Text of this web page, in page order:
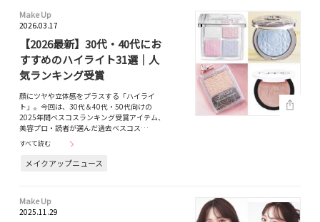
Make Up
2026.03.17
【2026最新】30代・40代にお
すすめのハイライト31選｜人
気ランキング受賞
顔にツヤや立体感をプラスする「ハイライ
ト」。今回は、30代＆40代・50代向けの
2025年間ベスコスランキング受賞アイテム、
美容プロ・読者が選んだ過去ベスコス…
すべて読む
メイクアップニュース
Make Up
2025.11.29